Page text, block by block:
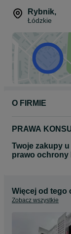
Rybnik,
Łódzkie
O FIRMIE
PRAWA
Twoje zakupy
prawo ochrony
Więcej od tego
Zobacz wszystkie